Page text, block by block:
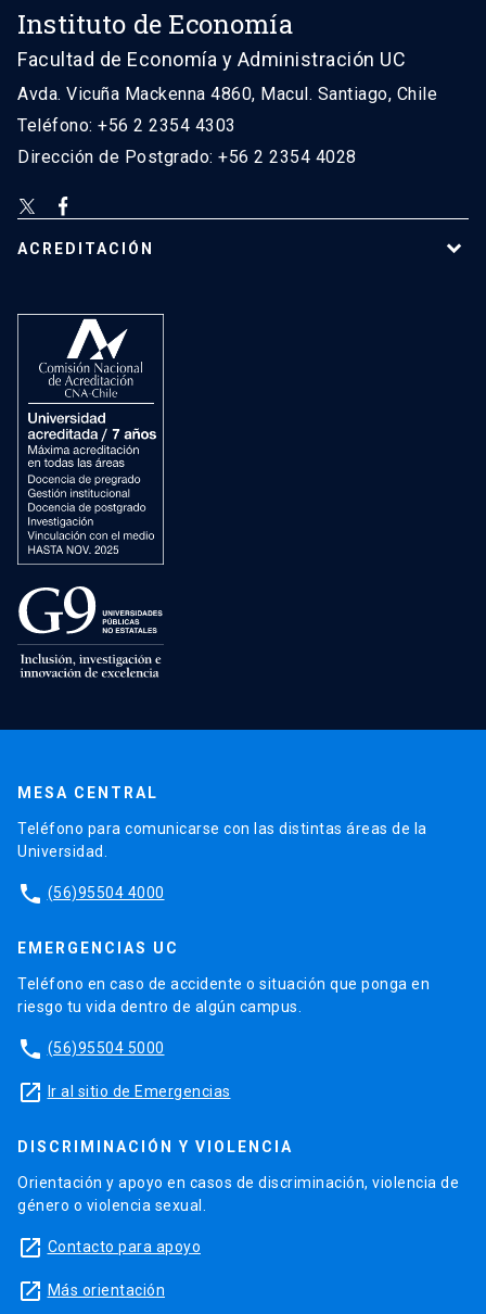
Instituto de Economía
Facultad de Economía y Administración UC
Avda. Vicuña Mackenna 4860, Macul. Santiago, Chile
Teléfono: +56 2 2354 4303
Dirección de Postgrado: +56 2 2354 4028
ACREDITACIÓN
MESA CENTRAL
Teléfono para comunicarse con las distintas áreas de la
Universidad.
phone (56)95504 4000
EMERGENCIAS UC
Teléfono en caso de accidente o situación que ponga en
riesgo tu vida dentro de algún campus.
phone (56)95504 5000
launch Ir al sitio de Emergencias
DISCRIMINACIÓN Y VIOLENCIA
Orientación y apoyo en casos de discriminación, violencia de
género o violencia sexual.
launch Contacto para apoyo
launch Más orientación